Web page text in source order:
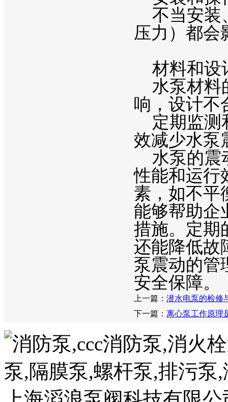
不当安装
压力）都会
材料和设
水泵材料
响，设计不
定期监测
效减少水泵
水泵的震
性能和运行
素，如不平
能够帮助企
措施。定期
还能降低故
泵震动的管
安全保障。
上一篇： 潜水电泵的检修
下一篇： 离心泵工作原理